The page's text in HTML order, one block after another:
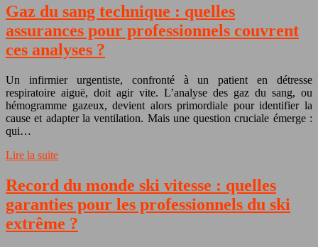
Gaz du sang technique : quelles
assurances pour professionnels couvrent
ces analyses ?
Un infirmier urgentiste, confronté à un patient en détresse
respiratoire aiguë, doit agir vite. L’analyse des gaz du sang, ou
hémogramme gazeux, devient alors primordiale pour identifier la
cause et adapter la ventilation. Mais une question cruciale émerge :
qui…
Lire la suite
Record du monde ski vitesse : quelles
garanties pour les professionnels du ski
extrême ?